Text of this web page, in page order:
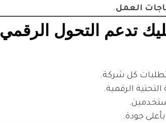
العمل.
تدعم التحول الرقمي
كل شركة.
الرقمية.
جودة.